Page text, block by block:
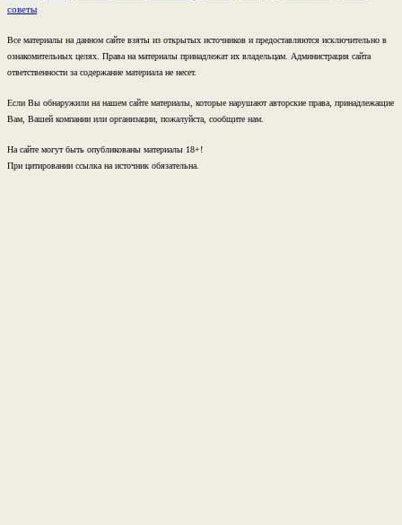
советы
Все материалы на данном сайте взяты из открытых источников и предоставляются исключительно в
ознакомительных целях. Права на материалы принадлежат их владельцам. Администрация сайта
ответственности за содержание материала не несет.
Если Вы обнаружили на нашем сайте материалы, которые нарушают авторские права, принадлежащие
Вам, Вашей компании или организации, пожалуйста, сообщите нам.
На сайте могут быть опубликованы материалы 18+!
При цитировании ссылка на источник обязательна.